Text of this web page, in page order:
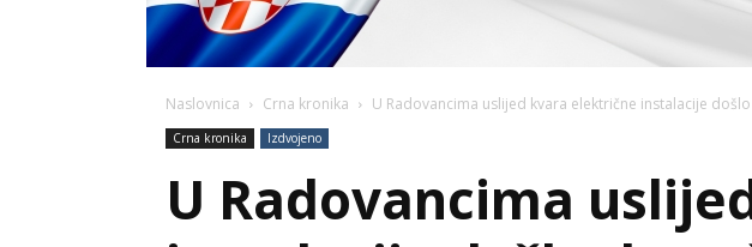
Naslovnica Crna kronika U Radovancima uslijed kvara električne instalacije
Crna kronika Izdvojeno
U Radovancima